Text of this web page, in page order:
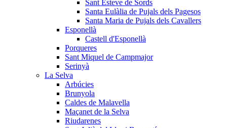
Sant Esteve de Sords
Santa Eulàlia de Pujals dels Pagesos
Santa Maria de Pujals dels Cavallers
Esponellà
Castell d'Esponellà
Porqueres
Sant Miquel de Campmajor
Serinyà
La Selva
Arbúcies
Brunyola
Caldes de Malavella
Maçanet de la Selva
Riudarenes